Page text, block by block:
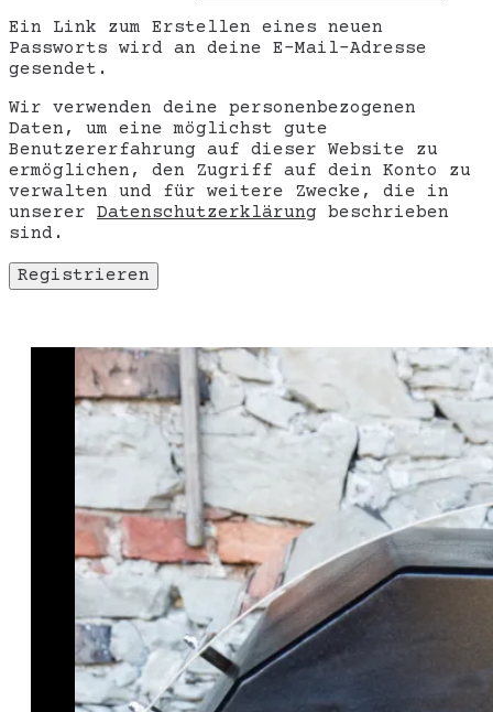
Ein Link zum Erstellen eines neuen
Passworts wird an deine E-Mail-Adresse
gesendet.
Wir verwenden deine personenbezogenen
Daten, um eine möglichst gute
Benutzererfahrung auf dieser Website zu
ermöglichen, den Zugriff auf dein Konto zu
verwalten und für weitere Zwecke, die in
unserer Datenschutzerklärung beschrieben
sind.
Registrieren